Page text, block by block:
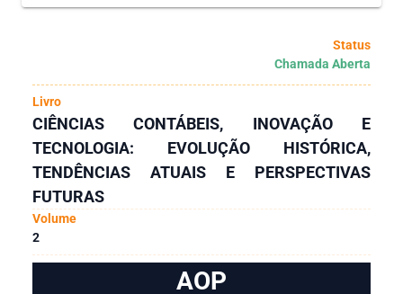
Status
Chamada Aberta
Livro
CIÊNCIAS CONTÁBEIS, INOVAÇÃO E
TECNOLOGIA: EVOLUÇÃO HISTÓRICA,
TENDÊNCIAS ATUAIS E PERSPECTIVAS
FUTURAS
Volume
2
AOP